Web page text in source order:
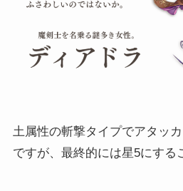
土属性の斬撃タイプでアタッ
ですが、最終的には星5にする